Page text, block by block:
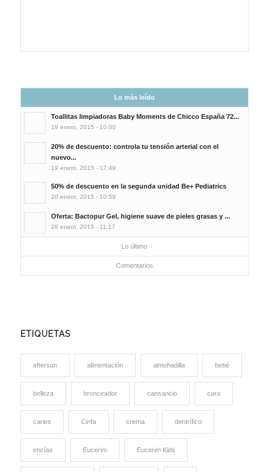
Lo más leído
Toallitas limpiadoras Baby Moments de Chicco España 72...
19 enero, 2015 - 10:00
20% de descuento: controla tu tensión arterial con el
nuevo...
19 enero, 2015 - 17:49
50% de descuento en la segunda unidad Be+ Pediatrics
20 enero, 2015 - 10:59
Oferta: Bactopur Gel, higiene suave de pieles grasas y ...
28 enero, 2015 - 11:17
Lo último
Comentarios
ETIQUETAS
aftersun alimentación almohadilla bebé
belleza bronceador cansancio cara
caries Cinfa crema dentrífico
encías Eucerim Eucerim Kids